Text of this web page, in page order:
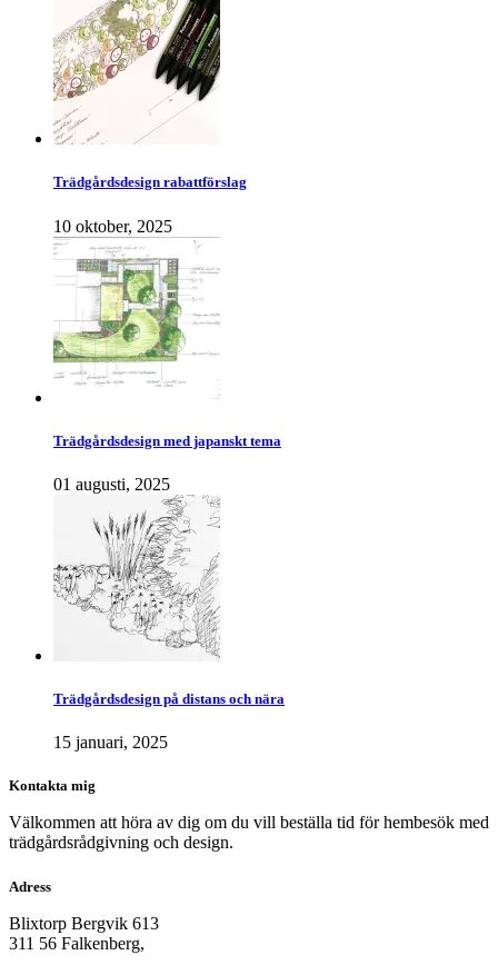
Trädgårdsdesign rabattförslag
10 oktober, 2025
Trädgårdsdesign med japanskt tema
01 augusti, 2025
Trädgårdsdesign på distans och nära
15 januari, 2025
Kontakta mig
Välkommen att höra av dig om du vill beställa tid för hembesök med
trädgårdsrådgivning och design.
Adress
Blixtorp Bergvik 613
311 56 Falkenberg,